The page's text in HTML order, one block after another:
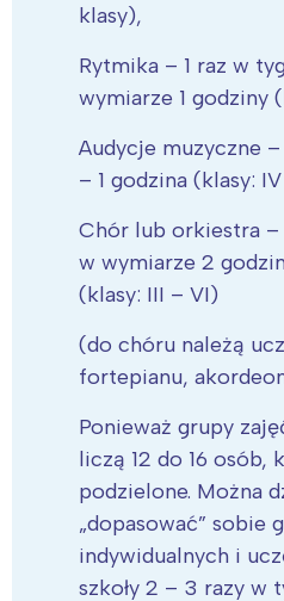
klasy),
Rytmika – 1 raz w
wymiarze 1 godziny
Audycje muzyczne
– 1 godzina (klasy:
Chór lub orkiestra –
w wymiarze 2
(klasy: III – VI)
(do chóru należą
fortepianu,
Ponieważ grupy
liczą 12 do 16 osób,
podzielone. Można
„dopasować” sobie
indywidualnych i
szkoły 2 – 3 razy w